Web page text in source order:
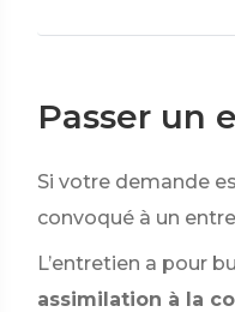
Passer un
Si votre demande
convoqué à un
L’entretien a pour
assimilation à la